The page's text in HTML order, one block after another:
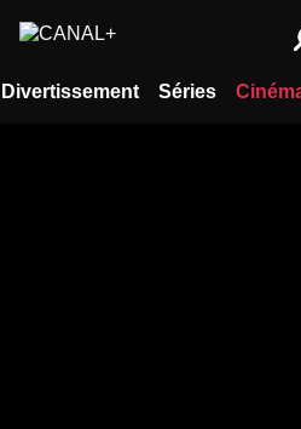
Divertissement Séries